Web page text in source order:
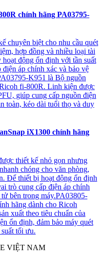
chính hãng PA03795-
chuyên biệt cho nhu cầu quét
hợp đồng và nhiều loại tài
động ổn định với tần suất
áp chính xác và bảo vệ
K951 là Bộ nguồn
fi-800R. Linh kiện được
giúp cung cấp nguồn điện
toàn, kéo dài tuổi thọ và duy
iX1300 chính hãng
thiết kế nhỏ gọn nhưng
chóng cho văn phòng,
Để thiết bị hoạt động ổn định
trò cung cấp điện áp chính
bên trong máy.PA03805-
hãng dành cho Ricoh
xuất theo tiêu chuẩn của
ổn định, đảm bảo máy quét
tối ưu.
VIỆT NAM